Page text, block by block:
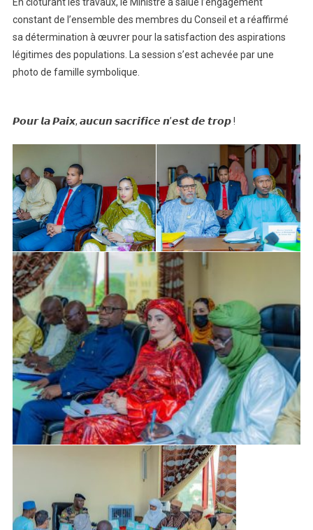
constant de l’ensemble des membres du Conseil et a réaffirmé
sa détermination à œuvrer pour la satisfaction des aspirations
légitimes des populations. La session s’est achevée par une
photo de famille symbolique.
𝙋𝙤𝙪𝙧 𝙡𝙖 𝙋𝙖𝙞𝙭, 𝙖𝙪𝙘𝙪𝙣 𝙨𝙖𝙘𝙧𝙞𝙛𝙞𝙘𝙚 𝙣’𝙚𝙨𝙩 𝙙𝙚 𝙩𝙧𝙤𝙥 !